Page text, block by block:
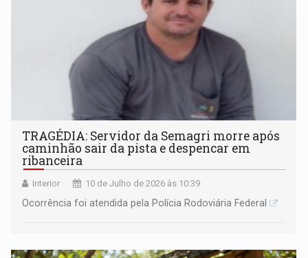
TRAGÉDIA: Servidor da Semagri morre após
caminhão sair da pista e despencar em
ribanceira
Interior 10 de Julho de 2026 às 10:39
Ocorrência foi atendida pela Polícia Rodoviária Federal